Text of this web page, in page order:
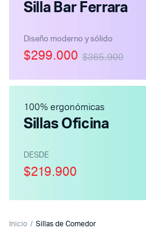
Silla Bar Ferrara
Diseño moderno y sólido
$365.900
$299.000
100% ergonómicas
Sillas Oficina
DESDE
$219.900
Inicio Sillas de Comedor